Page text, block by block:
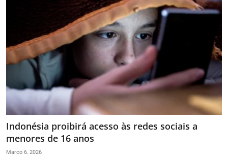
Indonésia proibirá acesso às redes sociais a
menores de 16 anos
Março 6, 2026